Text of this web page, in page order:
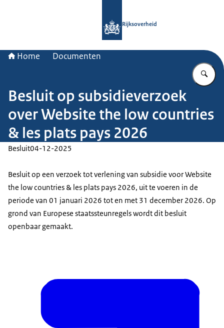
Rijksoverheid
Home Documenten
Besluit op subsidieverzoek
over Website the low countries
& les plats pays 2026
Besluit04-12-2025
Besluit op een verzoek tot verlening van subsidie voor Website
the low countries & les plats pays 2026, uit te voeren in de
periode van 01 januari 2026 tot en met 31 december 2026. Op
grond van Europese staatssteunregels wordt dit besluit
openbaar gemaakt.